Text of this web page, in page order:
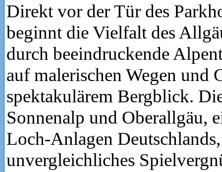
Direkt vor der Tür des
beginnt die Vielfalt des
durch beeindruckende
auf malerischen Wegen und
spektakulärem Bergblick.
Sonnenalp und Oberallgäu,
Loch-Anlagen
unvergleichliches